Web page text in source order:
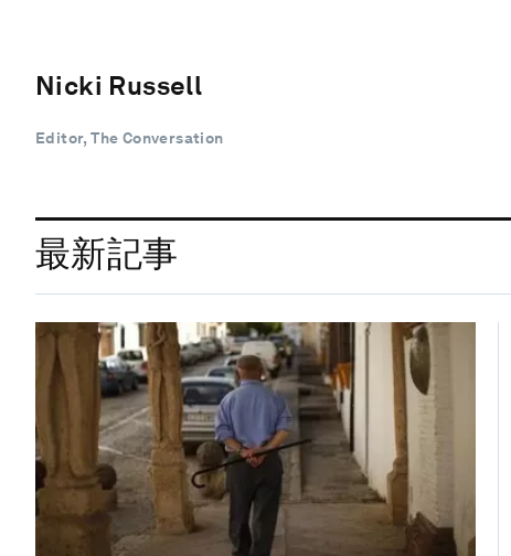
Nicki Russell
Editor, The Conversation
最新記事